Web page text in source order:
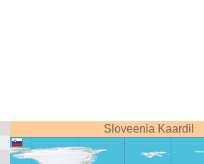
Sloveenia Kaardil